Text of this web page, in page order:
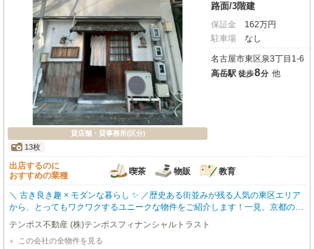
貸店舗・貸事務所(区分)
13枚
路面/3階建
保証金 162万円
駐車場
なし
名古屋市東区泉3丁目1-6
高岳駅 徒歩8分 他
出店するのに
おすすめの業種
喫茶 物販 教育
＼ 古き良き趣 × モダンな暮らし ✨ ／歴史ある街並みが残る人気の東区エリア
から、とってもワクワクするユニークな物件をご紹介します！一見、京都の町
家を思わせるような風情ある和モダンな外観のこちらの建物 ˚✧₊扉を開ける
と……そこには光が差し込む、驚くほど綺麗でスタイリッシュな空間が広がっ
ています！😍段差やフロアごとに空間を分けられる【メゾネットタイプ】なの
テンポス不動産 (株)テンポスフィナンシャルトラスト
この会社の全物件を見る